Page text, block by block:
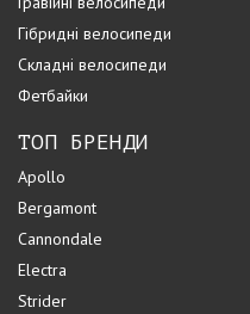
Гібридні велосипеди
Складні велосипеди
Фетбайки
ТОП БРЕНДИ
Apollo
Bergamont
Cannondale
Electra
Strider